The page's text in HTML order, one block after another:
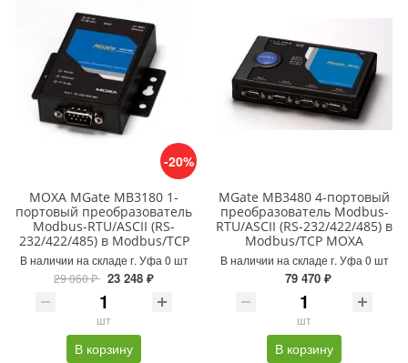
-20%
MOXA MGate MB3180 1-
портовый преобразователь
Modbus-RTU/ASCII (RS-
232/422/485) в Modbus/TCP
В наличии на складе г. Уфа 0 шт
29 060 ₽ 23 248 ₽
шт
В корзину
MGate MB3480 4-портовый
преобразователь Modbus-
RTU/ASCII (RS-232/422/485) в
Modbus/TCP MOXA
В наличии на складе г. Уфа 0 шт
79 470 ₽
шт
В корзину